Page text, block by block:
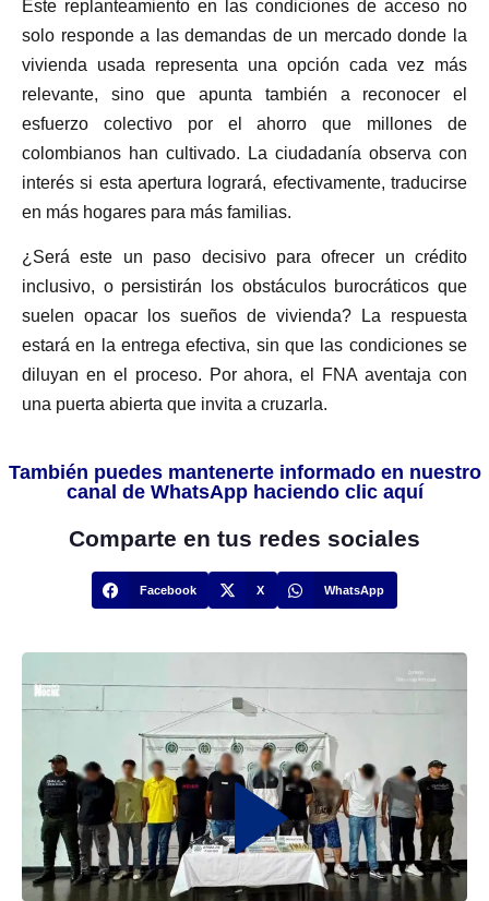
Este replanteamiento en las condiciones de acceso no
solo responde a las demandas de un mercado donde la
vivienda usada representa una opción cada vez más
relevante, sino que apunta también a reconocer el
esfuerzo colectivo por el ahorro que millones de
colombianos han cultivado. La ciudadanía observa con
interés si esta apertura logrará, efectivamente, traducirse
en más hogares para más familias.
¿Será este un paso decisivo para ofrecer un crédito
inclusivo, o persistirán los obstáculos burocráticos que
suelen opacar los sueños de vivienda? La respuesta
estará en la entrega efectiva, sin que las condiciones se
diluyan en el proceso. Por ahora, el FNA aventaja con
una puerta abierta que invita a cruzarla.
También puedes mantenerte informado en nuestro
canal de WhatsApp haciendo clic aquí
Comparte en tus redes sociales
Facebook X WhatsApp